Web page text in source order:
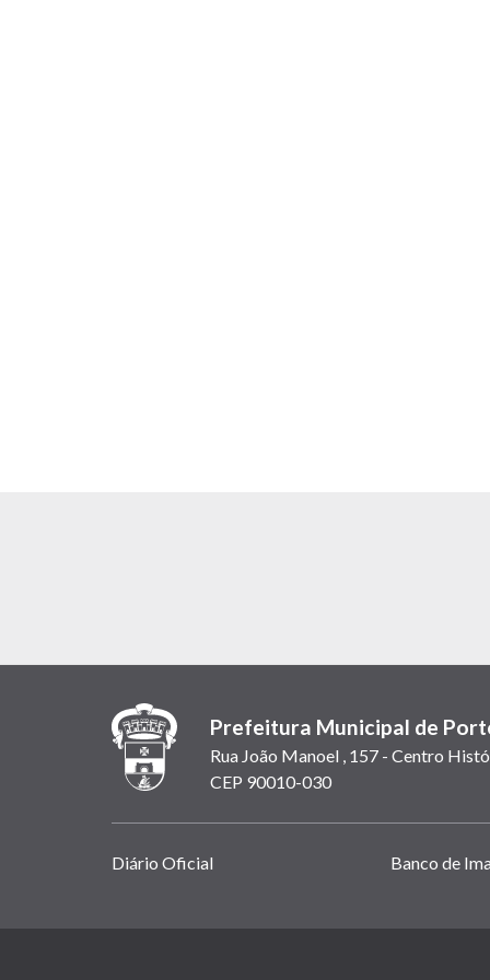
Prefeitura Municipal de
Rua João Manoel , 157 - Centro
CEP 90010-030
Links
Diário Oficial Banco de